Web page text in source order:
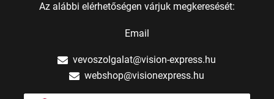
Az alábbi elérhetőségen várjuk megkeresését:
Email
vevoszolgalat@vision-express.hu
webshop@visionexpress.hu